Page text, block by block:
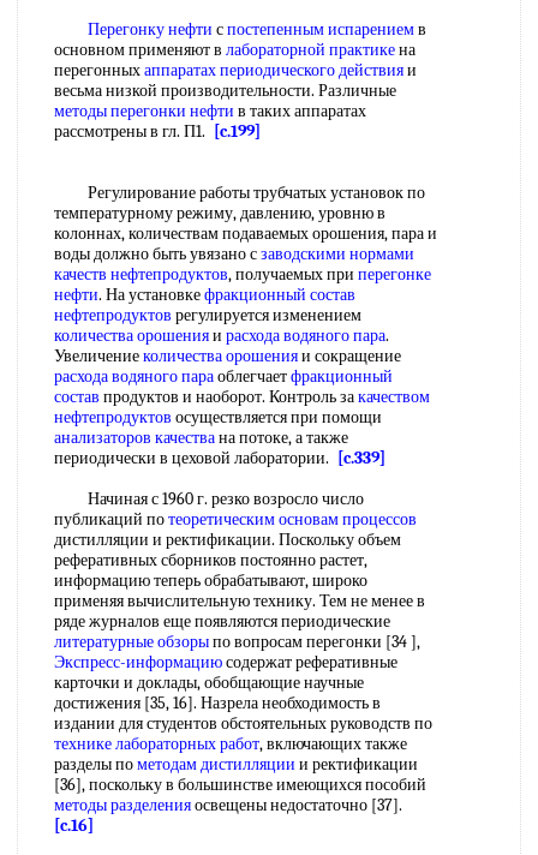
Перегонку нефти спостепенным испарениемв
основном применяют в лабораторной практикена
перегонныхаппаратах периодического действияи
весьма низкой производительности. Различные
методы перегонки нефти в таких аппаратах
рассмотрены в гл. П1.
[c.199]
Регулирование работы трубчатых установок по
температурному режиму, давлению, уровню в
колоннах, количествам подаваемых орошения, пара и
воды должно быть увязано сзаводскими нормами
качеств нефтепродуктов, получаемых при перегонке
нефти. На установкефракционный состав
нефтепродуктов регулируется изменением
количества орошенияи расхода водяного пара.
Увеличениеколичества орошенияи сокращение
расхода водяного параоблегчаетфракционный
состав продуктов и наоборот. Контроль закачеством
нефтепродуктов осуществляется при помощи
анализаторов качествана потоке, а также
периодически в цеховой лаборатории.
[c.339]
Начиная с 1960 г. резко возросло число
публикаций потеоретическим основам процессов
дистилляции и ректификации. Поскольку объем
реферативных сборников постоянно растет,
информацию теперь обрабатывают, широко
применяя вычислительную технику. Тем не менее в
ряде журналов еще появляются периодические
литературные обзорыпо вопросам перегонки [34 ],
Экспресс-информациюсодержат реферативные
карточки и доклады, обобщающие научные
достижения [35, 16]. Назрела необходимость в
издании для студентов обстоятельных руководств по
технике лабораторных работ, включающих также
разделы пометодам дистилляции и ректификации
[36], поскольку в большинстве имеющихся пособий
методы разделенияосвещены недостаточно [37].
[c.16]